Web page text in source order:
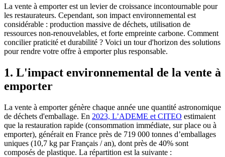
La vente à emporter est un levier de croissance incontournable pour
les restaurateurs. Cependant, son impact environnemental est
considérable : production massive de déchets, utilisation de
ressources non-renouvelables, et forte empreinte carbone. Comment
concilier praticité et durabilité ? Voici un tour d'horizon des solutions
pour rendre votre offre à emporter plus responsable.
1. L'impact environnemental de la vente à
emporter
La vente à emporter génère chaque année une quantité astronomique
de déchets d'emballage. En 2023, L’ADEME et CITEO estimaient
que la restauration rapide (consommation immédiate, sur place ou à
emporter), générait en France près de 719 000 tonnes d’emballages
uniques (10,7 kg par Français / an), dont près de 40% sont
composés de plastique. La répartition est la suivante :